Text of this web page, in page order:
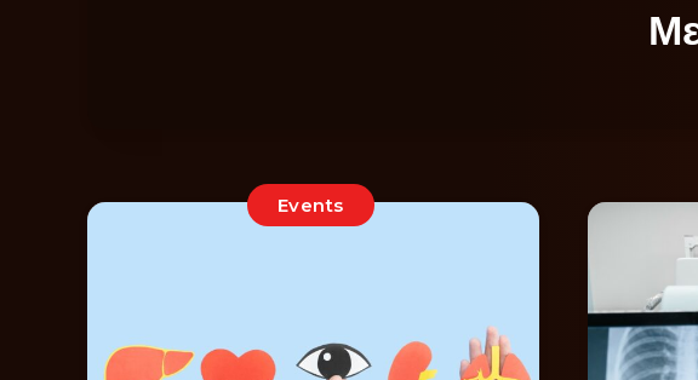
Events